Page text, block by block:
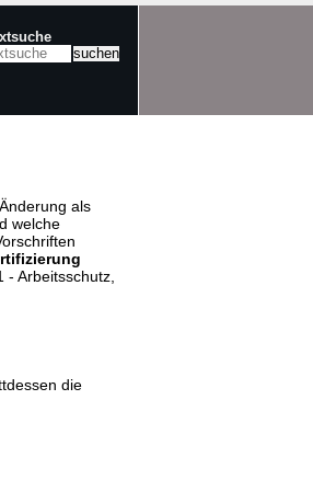
als
welche
Arbeitsschutz,
die